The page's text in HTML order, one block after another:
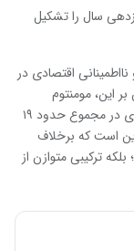
واحد درصد از بازدهی سال را تشکیل
اقتصادی در
این، مومنتوم
قیمتی، افزایش موقعیت‌های معاملاتی و رشد اقتصادی در مجموع حدود ۱۹
است که برخلاف
ترکیبی متوازن از